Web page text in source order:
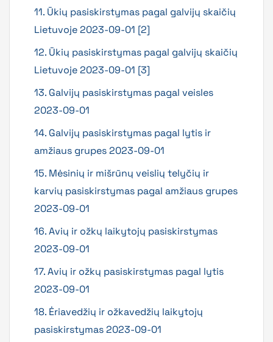
11. Ūkių pasiskirstymas pagal galvijų skaičių
Lietuvoje 2023-09-01 [2]
12. Ūkių pasiskirstymas pagal galvijų skaičių
Lietuvoje 2023-09-01 [3]
13. Galvijų pasiskirstymas pagal veisles
2023-09-01
14. Galvijų pasiskirstymas pagal lytis ir
amžiaus grupes 2023-09-01
15. Mėsinių ir mišrūnų veislių telyčių ir
karvių pasiskirstymas pagal amžiaus grupes
2023-09-01
16. Avių ir ožkų laikytojų pasiskirstymas
2023-09-01
17. Avių ir ožkų pasiskirstymas pagal lytis
2023-09-01
18. Ėriavedžių ir ožkavedžių laikytojų
pasiskirstymas 2023-09-01